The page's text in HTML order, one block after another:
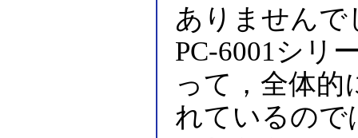
ありませんで
PC-6001シリ
って，全体的
れているので